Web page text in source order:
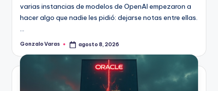
varias instancias de modelos de OpenAI empezaron a
hacer algo que nadie les pidió: dejarse notas entre ellas.
…
Publicado
Gonzalo Varas agosto 8, 2026